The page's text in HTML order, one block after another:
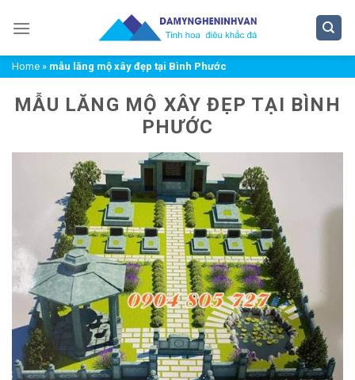
đến
dungHome » mẫu lăng mộ xây đẹp tại Bình Phước
MẪU LĂNG MỘ XÂY ĐẸP TẠI BÌNH
PHƯỚC